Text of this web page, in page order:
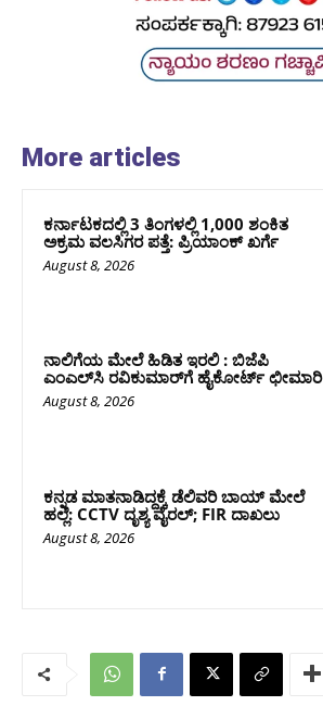
More articles
ಕರ್ನಾಟಕದಲ್ಲಿ 3 ತಿಂಗಳಲ್ಲಿ 1,000 ಶಂಕಿತ
ಅಕ್ರಮ ವಲಸಿಗರ ಪತ್ತೆ: ಪ್ರಿಯಾಂಕ್‌ ಖರ್ಗೆ
August 8, 2026
ನಾಲಿಗೆಯ ಮೇಲೆ ಹಿಡಿತ ಇರಲಿ : ಬಿಜೆಪಿ
ಎಂಎಲ್‌ಸಿ ರವಿಕುಮಾರ್‌ಗೆ ಹೈಕೋರ್ಟ್ ಛೀಮಾರಿ
August 8, 2026
ಕನ್ನಡ ಮಾತನಾಡಿದ್ದಕ್ಕೆ ಡೆಲಿವರಿ ಬಾಯ್ ಮೇಲೆ
ಹಲ್ಲೆ: CCTV ದೃಶ್ಯ ವೈರಲ್; FIR ದಾಖಲು
August 8, 2026